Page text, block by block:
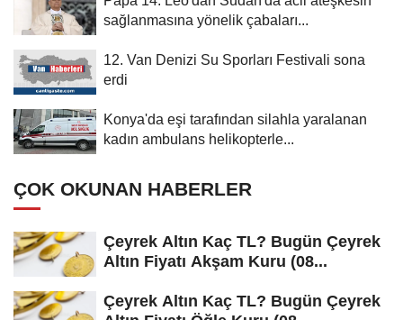
sağlanmasına yönelik çabaları...
12. Van Denizi Su Sporları Festivali sona
erdi
Konya'da eşi tarafından silahla yaralanan
kadın ambulans helikopterle...
ÇOK OKUNAN HABERLER
Çeyrek Altın Kaç TL? Bugün Çeyrek
Altın Fiyatı Akşam Kuru (08...
Çeyrek Altın Kaç TL? Bugün Çeyrek